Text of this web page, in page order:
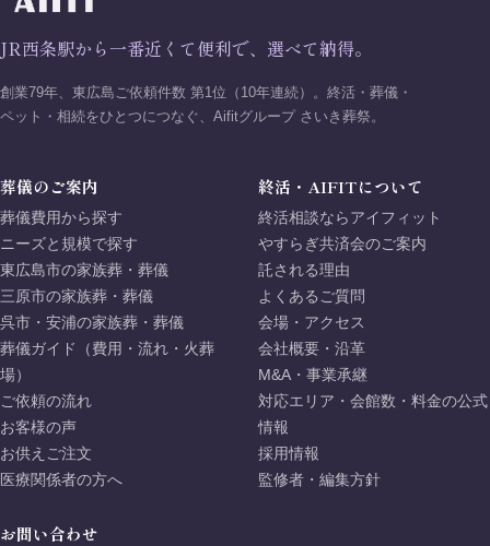
JR西条駅から一番近くて便利で、選べて納得。
創業79年、東広島ご依頼件数 第1位（10年連続）。終活・葬儀・
ペット・相続をひとつにつなぐ、Aifitグループ さいき葬祭。
葬儀のご案内
葬儀費用から探す
ニーズと規模で探す
東広島市の家族葬・葬儀
三原市の家族葬・葬儀
呉市・安浦の家族葬・葬儀
葬儀ガイド（費用・流れ・火葬
場）
ご依頼の流れ
お客様の声
お供えご注文
医療関係者の方へ
終活・AIFITについて
終活相談ならアイフィット
やすらぎ共済会のご案内
託される理由
よくあるご質問
会場・アクセス
会社概要・沿革
M&A・事業承継
対応エリア・会館数・料金の公式
情報
採用情報
監修者・編集方針
お問い合わせ